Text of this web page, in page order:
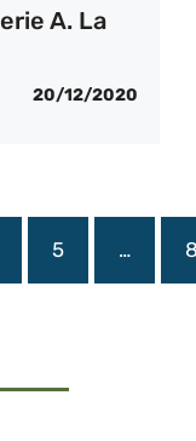
A. La
20/12/2020
5 …